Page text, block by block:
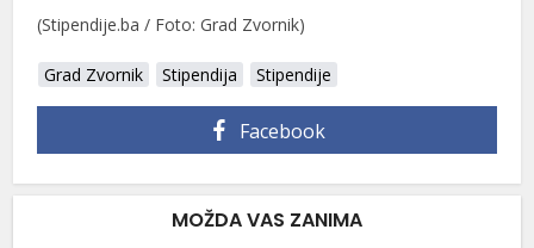
(Stipendije.ba / Foto: Grad Zvornik)
Grad Zvornik Stipendija Stipendije
Facebook
MOŽDA VAS ZANIMA